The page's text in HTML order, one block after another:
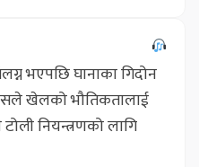
भएपछि घानाका गिदोन
खेलको भौतिकतालाई
नियन्त्रणको लागि